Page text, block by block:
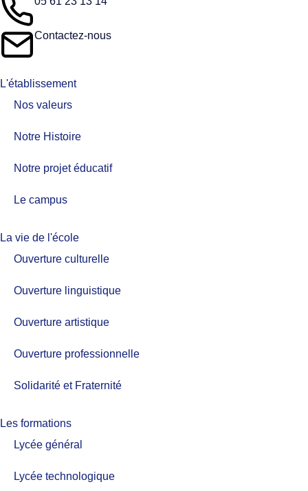
Contactez-nous
L'établissement
Nos valeurs​
Notre Histoire
Notre projet éducatif
Le campus
La vie de l'école
Ouverture culturelle
Ouverture linguistique
Ouverture artistique
Ouverture professionnelle
Solidarité et Fraternité
Les formations
Lycée général
Lycée technologique